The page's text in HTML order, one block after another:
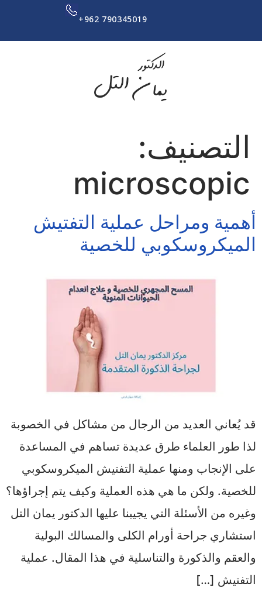
+962 790345019
التصنيف:
microscopic
أهمية ومراحل عملية التفتيش
الميكروسكوبي للخصية
قد يُعاني العديد من الرجال من مشاكل في الخصوبة
لذا طور العلماء طرق عديدة تساهم في المساعدة
على الإنجاب ومنها عملية التفتيش الميكروسكوبي
للخصية. ولكن ما هي هذه العملية وكيف يتم إجراؤها؟
وغيره من الأسئلة التي يجيبنا عليها الدكتور يمان التل
استشاري جراحة أورام الكلى والمسالك البولية
والعقم والذكورة والتناسلية في هذا المقال. عملية
التفتيش […]